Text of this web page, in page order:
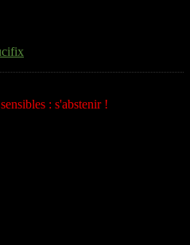
: s'abstenir !